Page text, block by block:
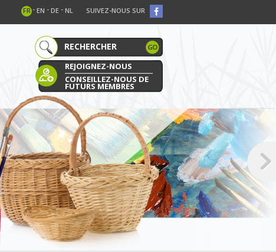
SUIVEZ-NOUS SUR
FR - EN - DE - NL
REJOIGNEZ-NOUS
CONSEILLEZ-NOUS DE
FUTURS MEMBRES